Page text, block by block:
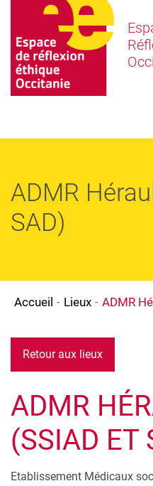
ADMR
SAD)
Accueil Lieux ADMR
Retour aux lieux
ADMR
(SSIAD ET
Etablissement Médicaux